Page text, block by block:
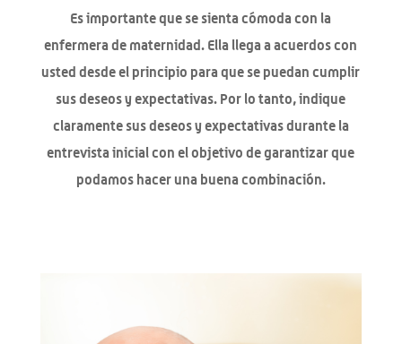
Es importante que se sienta cómoda con la
enfermera de maternidad. Ella llega a acuerdos con
usted desde el principio para que se puedan cumplir
sus deseos y expectativas. Por lo tanto, indique
claramente sus deseos y expectativas durante la
entrevista inicial con el objetivo de garantizar que
podamos hacer una buena combinación.